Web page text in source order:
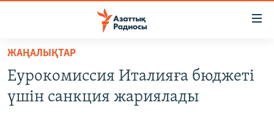
Skip
main
content
Skip
САЯСАТ
AZATTYQTV
ЖАҢАЛЫҚТАР
Еурокомиссия Италияға бюджеті
үшін санкция жариялады